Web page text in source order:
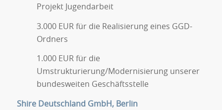
Projekt Jugendarbeit
3.000 EUR für die Realisierung eines GGD-
Ordners
1.000 EUR für die
Umstrukturierung/Modernisierung unserer
bundesweiten Geschäftsstelle
Shire Deutschland GmbH, Berlin